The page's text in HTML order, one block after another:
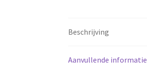
Beschrijving
Aanvullende informatie